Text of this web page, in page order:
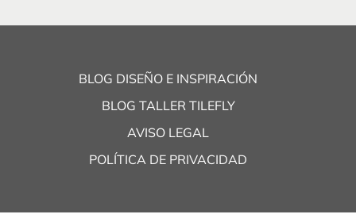
BLOG DISEÑO E INSPIRACIÓN
BLOG TALLER TILEFLY
AVISO LEGAL
POLÍTICA DE PRIVACIDAD